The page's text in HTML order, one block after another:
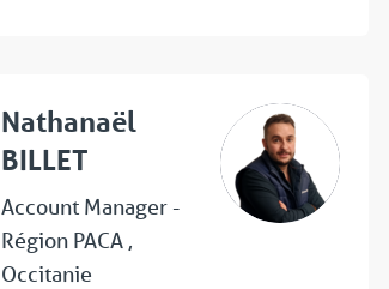
Nathanaël
BILLET
Account Manager -
Région PACA ,
Occitanie